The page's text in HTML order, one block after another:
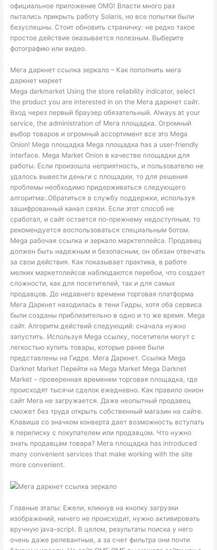
официальное приложение OMG! Власти много раз
пытались прикрыть работу Solaris, но все попытки были
безуспешны. Стоит обновить страничку: не редко такое
простое действие оказывается полезным. Выберите
фотографию или видео.
Мега даркнет ссылка зеркало – Как пополнить мега
даркнет маркет
Mega darkmarket Using the store reliability indicator, select
the product you are interested in on the Мега даркнет сайт.
Вход через первый браузер обязательный. Always at your
service, the administration of Мега площадка. Огромный
выбор товаров и огромный ассортимент все это Mega
Onion! Mega площадка Mega площадка has a user-friendly
interface. Mega Market Onion в качестве площадки для
работы. Если произошла неприятность, и пользователю не
удалось вывести деньги с площадки, то для решения
проблемы необходимо придерживаться следующего
алгоритма:.Обратиться в службу поддержки, используя
зашифрованный канал связи. Если этот способ не
сработал, и сайт остается по-прежнему недоступным, то
рекомендуется воспользоваться специальным ботом.
Mega рабочая ссылка и зеркало марктеплейса. Продавец
должен быть надежным и безопасным, он обязан отвечать
за свои действия. Как показывает практика, в работе
мелких маркетплейсов наблюдаются перебои, что создает
сложности, как для посетителей, так и для самых
продавцов. До недавнего времени торговая платформа
Мега Даркнет находилась в тени Гидры, хотя оба сервиса
были созданы приблизительно в одно и то же время. Mega
сайт. Алгоритм действий следующий: сначала нужно
запустить. Используя Mega ссылку, посетители могут с
легкостью купить товары, которые ранее были
представлены на Гидре. Мега Даркнет. Ссылка Mega
Darknet Market Перейти на Mega Market Mega Darknet
Market – проверенная временем торговая площадка, где
происходят тысячи сделок ежедневно. Как правило онион
сайт Мега не загружается. Даже неопытный продавец
сможет без труда открыть собственный магазин на сайте.
Клавиша со значком конверта дает возможность вступать
в переписку с покупателем или продавцом. Что нужно
знать продавцам товара? Мега площадка has introduced
many convenient services that make working with the site
more convenient.
Главные этапы: Ежели, кликнув на кнопку загрузки
изображений, ничего не происходит, нужно активировать
вручную java-script. В целом, результаты поиска у него
очень даже релевантные, а за счет фильтра они почти